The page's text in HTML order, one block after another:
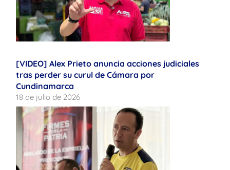
[VIDEO] Alex Prieto anuncia acciones judiciales
tras perder su curul de Cámara por
Cundinamarca
18 de julio de 2026